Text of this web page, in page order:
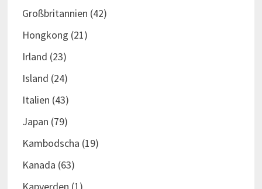
Großbritannien (42)
Hongkong (21)
Irland (23)
Island (24)
Italien (43)
Japan (79)
Kambodscha (19)
Kanada (63)
Kapverden (1)